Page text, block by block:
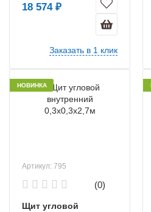
18 574 ₽
Заказать в 1 клик
НОВИНКА
Артикул: 795
(0)
Щит угловой